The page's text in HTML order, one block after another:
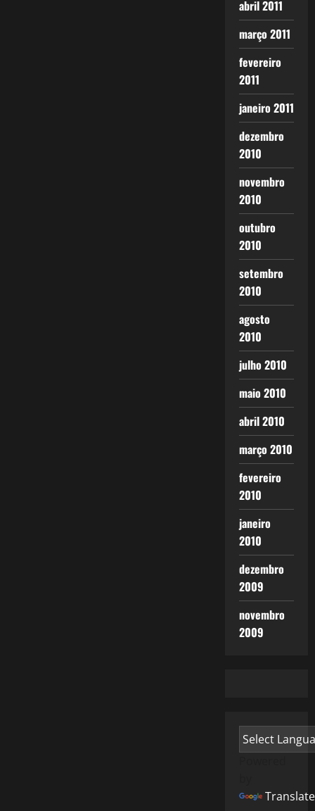
abril 2011
março 2011
fevereiro
2011
janeiro 2011
dezembro
2010
novembro
2010
outubro
2010
setembro
2010
agosto
2010
julho 2010
maio 2010
abril 2010
março 2010
fevereiro
2010
janeiro
2010
dezembro
2009
novembro
2009
Translate